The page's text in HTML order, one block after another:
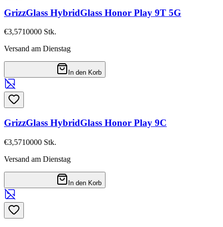
GrizzGlass HybridGlass Honor Play 9T 5G
€3,5710000 Stk.
Versand am Dienstag
In den Korb
GrizzGlass HybridGlass Honor Play 9C
€3,5710000 Stk.
Versand am Dienstag
In den Korb